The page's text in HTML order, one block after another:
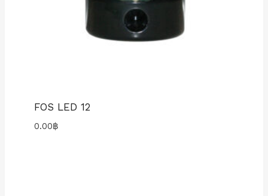
FOS LED 12
0.00฿